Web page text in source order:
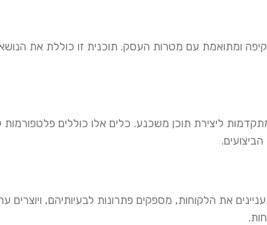
ומתואמת עם מטרות העסק. תוכנית זו כוללת את
ליצירת תוכן משכנע. כלים אלו כוללים פלטפורמות
הביצועים.
את הלקוחות, מספקים פתרונות לבעיותיהם, ויוצרים